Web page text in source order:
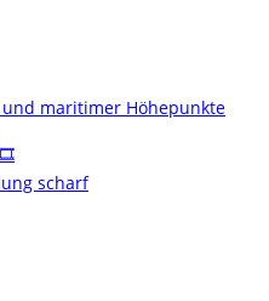
maritimer Höhepunkte
🎞️
scharf